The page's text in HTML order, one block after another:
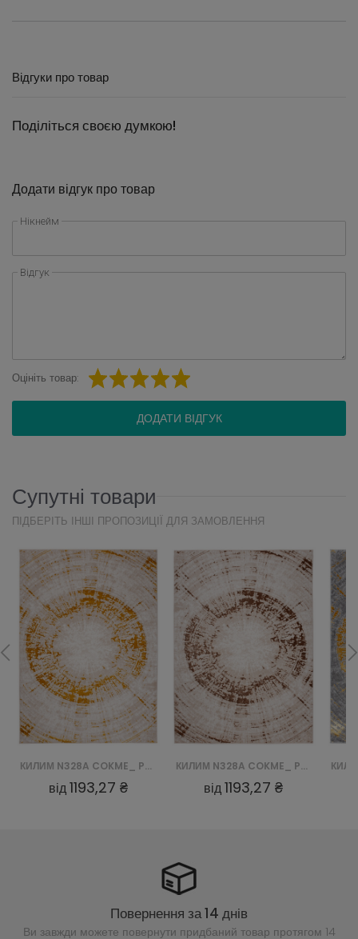
Відгуки про товар
Поділіться своєю думкою!
Додати відгук про товар
Нікнейм
Відгук
Оцініть товар:
ДОДАТИ ВІДГУК
Супутні товари
ПІДБЕРІТЬ ІНШІ ПРОПОЗИЦІЇ ДЛЯ ЗАМОВЛЕННЯ
КИЛИМ N328A COKME_ PES_ PALERMO - BEŻOWY, ZŁOTY
від1193,27 ₴
КИЛИМ N328A COKME_ PES_ PALERMO - BEŻOWY, BRĄZOWY
від1193,27 ₴
Повернення за 14 днів
Ви завжди можете повернути придбаний товар протягом 14